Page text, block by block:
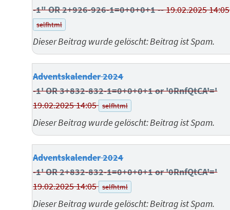
-1" OR 2+926-926-1=0+0+0+1 --19.02.2025 14:05
selfhtml
Dieser Beitrag wurde gelöscht: Beitrag ist Spam.
Adventskalender 2024
-1' OR 3+832-832-1=0+0+0+1 or '0RnfQtCA'='
19.02.2025 14:05 selfhtml
Dieser Beitrag wurde gelöscht: Beitrag ist Spam.
Adventskalender 2024
-1' OR 2+832-832-1=0+0+0+1 or '0RnfQtCA'='
19.02.2025 14:05 selfhtml
Dieser Beitrag wurde gelöscht: Beitrag ist Spam.